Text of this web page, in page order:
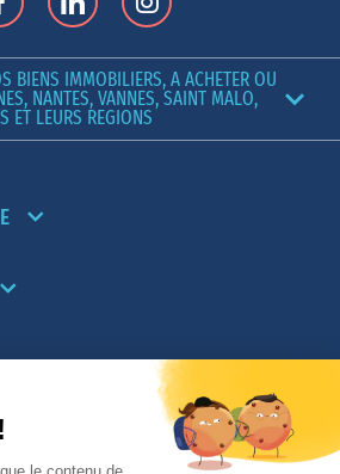
BIENS IMMOBILIERS, A ACHETER OU
NANTES, VANNES, SAINT MALO,
ET LEURS REGIONS